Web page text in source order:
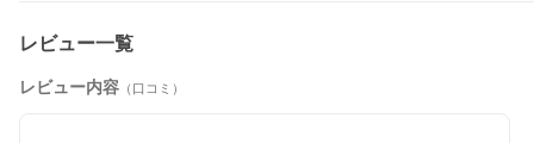
レビュー一覧
レビュー内容 （口コミ）